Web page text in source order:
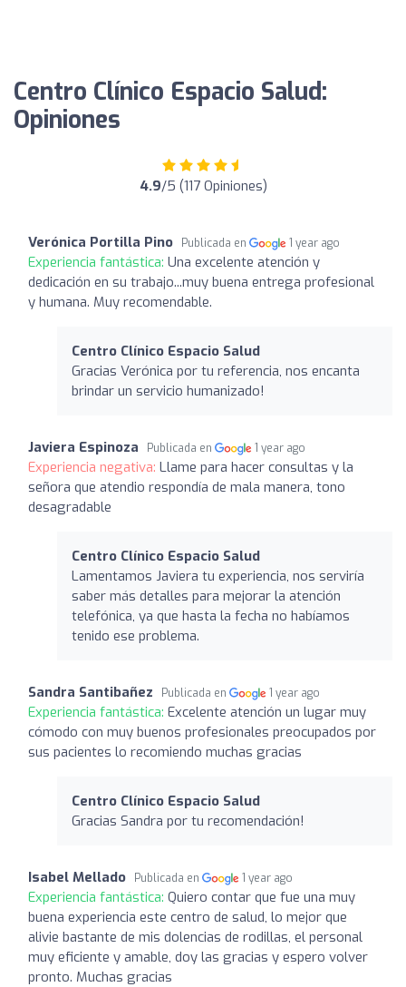
Centro Clínico Espacio Salud:
Opiniones
4.9/5 (117 Opiniones)
Verónica Portilla Pino Publicada en 1 year ago
Experiencia fantástica: Una excelente atención y
dedicación en su trabajo...muy buena entrega profesional
y humana. Muy recomendable.
Centro Clínico Espacio Salud
Gracias Verónica por tu referencia, nos encanta
brindar un servicio humanizado!
Javiera Espinoza Publicada en 1 year ago
Experiencia negativa: Llame para hacer consultas y la
señora que atendio respondía de mala manera, tono
desagradable
Centro Clínico Espacio Salud
Lamentamos Javiera tu experiencia, nos serviría
saber más detalles para mejorar la atención
telefónica, ya que hasta la fecha no habíamos
tenido ese problema.
Sandra Santibañez Publicada en 1 year ago
Experiencia fantástica: Excelente atención un lugar muy
cómodo con muy buenos profesionales preocupados por
sus pacientes lo recomiendo muchas gracias
Centro Clínico Espacio Salud
Gracias Sandra por tu recomendación!
Isabel Mellado Publicada en 1 year ago
Experiencia fantástica: Quiero contar que fue una muy
buena experiencia este centro de salud, lo mejor que
alivie bastante de mis dolencias de rodillas, el personal
muy eficiente y amable, doy las gracias y espero volver
pronto. Muchas gracias